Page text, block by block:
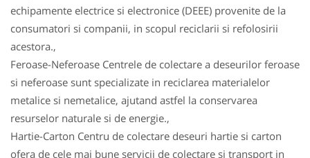
echipamente electrice si electronice (DEEE) provenite de la
consumatori si companii, in scopul reciclarii si refolosirii
acestora.,
Feroase-Neferoase Centrele de colectare a deseurilor feroase
si neferoase sunt specializate in reciclarea materialelor
metalice si nemetalice, ajutand astfel la conservarea
resurselor naturale si de energie.,
Hartie-Carton Centru de colectare deseuri hartie si carton
ofera de cele mai bune servicii de colectare si transport in